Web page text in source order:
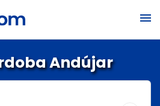
Andújar